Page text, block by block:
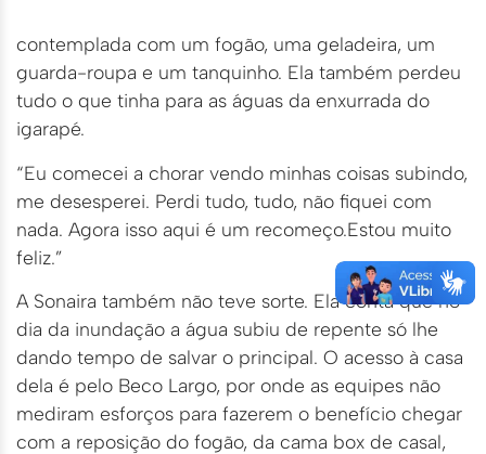
contemplada com um fogão, uma geladeira, um
guarda-roupa e um tanquinho. Ela também perdeu
tudo o que tinha para as águas da enxurrada do
igarapé.
“Eu comecei a chorar vendo minhas coisas subindo,
me desesperei. Perdi tudo, tudo, não fiquei com
nada. Agora isso aqui é um recomeço.Estou muito
feliz.”
A Sonaira também não teve sorte. Ela conta que no
dia da inundação a água subiu de repente só lhe
dando tempo de salvar o principal. O acesso à casa
dela é pelo Beco Largo, por onde as equipes não
mediram esforços para fazerem o benefício chegar
com a reposição do fogão, da cama box de casal,